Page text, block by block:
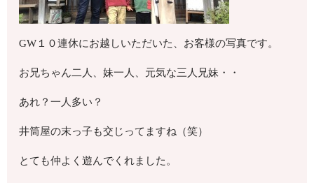
GW１０連休にお越しいただいた、お客様の写真です。
お兄ちゃん二人、妹一人、元気な三人兄妹・・
あれ？一人多い？
井筒屋の末っ子も交じってますね（笑）
とても仲よく遊んでくれました。